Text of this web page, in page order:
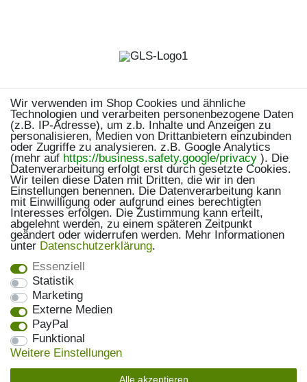
Wir verwenden im Shop Cookies und ähnliche
Technologien und verarbeiten personenbezogene Daten
(z.B. IP-Adresse), um z.b. Inhalte und Anzeigen zu
personalisieren, Medien von Drittanbietern einzubinden
oder Zugriffe zu analysieren. z.B. Google Analytics
(mehr auf https://business.safety.google/privacy ). Die
Datenverarbeitung erfolgt erst durch gesetzte Cookies.
Wir teilen diese Daten mit Dritten, die wir in den
Einstellungen benennen. Die Datenverarbeitung kann
mit Einwilligung oder aufgrund eines berechtigten
Interesses erfolgen. Die Zustimmung kann erteilt,
abgelehnt werden, zu einem späteren Zeitpunkt
geändert oder widerrufen werden. Mehr Informationen
unter Daten­schutz­erklärung.
Essenziell
Statistik
Marketing
Externe Medien
PayPal
Funktional
Weitere Einstellungen
Alle akzeptieren